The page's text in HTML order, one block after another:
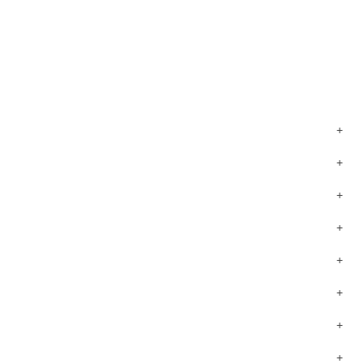
+
+
+
+
+
+
+
+